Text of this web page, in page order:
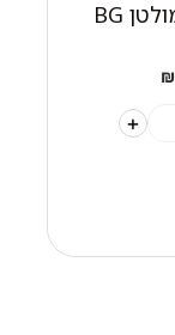
כדור סל 5 גומי מולטן BG
₪
+